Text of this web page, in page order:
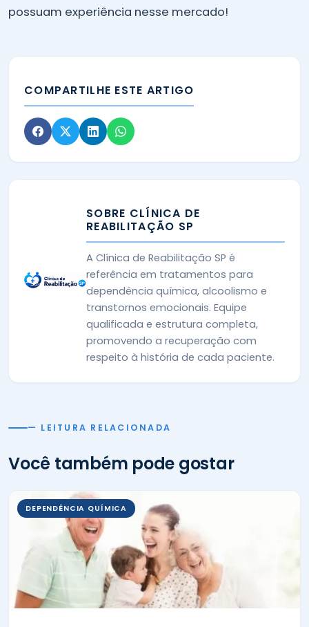
possuam experiência nesse mercado!
COMPARTILHE ESTE ARTIGO
SOBRE CLÍNICA DE
REABILITAÇÃO SP
A Clínica de Reabilitação SP é
referência em tratamentos para
dependência química, alcoolismo e
transtornos emocionais. Equipe
qualificada e estrutura completa,
promovendo a recuperação com
respeito à história de cada paciente.
— LEITURA RELACIONADA
Você também pode gostar
DEPENDÊNCIA QUÍMICA